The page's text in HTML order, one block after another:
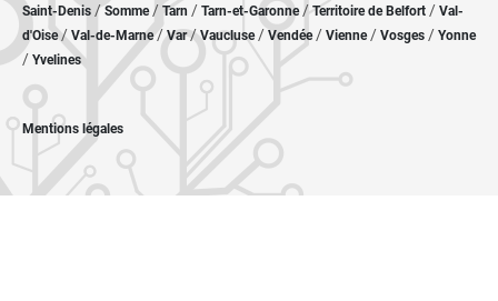
Saint-Denis /Somme/ Tarn / Tarn-et-Garonne/Territoire de Belfort / Val-
d'Oise/ Val-de-Marne/Var/Vaucluse/ Vendée/ Vienne/ Vosges / Yonne
/ Yvelines
Mentions légales